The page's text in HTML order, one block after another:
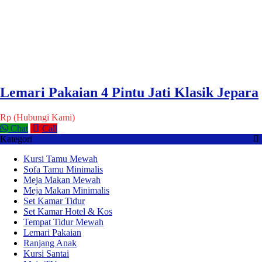
Lemari Pakaian 4 Pintu Jati Klasik Jepara
Rp (Hubungi Kami)
Chat
Call
Kategori
Kursi Tamu Mewah
Sofa Tamu Minimalis
Meja Makan Mewah
Meja Makan Minimalis
Set Kamar Tidur
Set Kamar Hotel & Kos
Tempat Tidur Mewah
Lemari Pakaian
Ranjang Anak
Kursi Santai